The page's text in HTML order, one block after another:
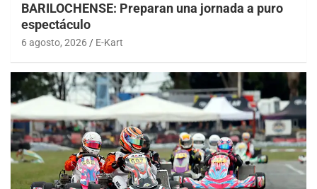
BARILOCHENSE: Preparan una jornada a puro
espectáculo
6 agosto, 2026 E-Kart